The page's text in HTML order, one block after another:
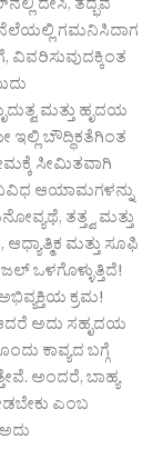
ದೇಸಿ, ತದ್ಭವ
ನೆಲೆಯಲ್ಲಿ ಗಮನಿಸಿದಾಗ
ವಿವರಿಸುವುದಕ್ಕಿಂತ
ಮತ್ತು ಹೃದಯ
ಇಲ್ಲಿ ಬೌದ್ಧಿಕತೆಗಿಂತ
ಸೀಮಿತವಾಗಿ
ಆಯಾಮಗಳನ್ನು
ತತ್ತ್ವ ಮತ್ತು
ಮತ್ತು ಸೂಫಿ
ಒಳಗೊಳ್ಳುತ್ತಿದೆ!
ಕ್ರಮ!
ಅದು ಸಹೃದಯ
ಕಾವ್ಯದ ಬಗ್ಗೆ
ಅಂದರೆ, ಬಾಹ್ಯ
ಎಂಬ